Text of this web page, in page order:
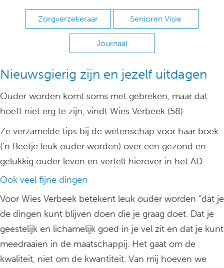
Zorgverzekeraar Senioren Visie
Journaal
Nieuwsgierig zijn en jezelf uitdagen
Ouder worden komt soms met gebreken, maar dat
hoeft niet erg te zijn, vindt Wies Verbeek (58).
Ze verzamelde tips bij de wetenschap voor haar boek
(’n Beetje leuk ouder worden) over een gezond en
gelukkig ouder leven en vertelt hierover in het AD.
Ook veel fijne dingen
Voor Wies Verbeek betekent leuk ouder worden “dat je
de dingen kunt blijven doen die je graag doet. Dat je
geestelijk en lichamelijk goed in je vel zit en dat je kunt
meedraaien in de maatschappij. Het gaat om de
kwaliteit, niet om de kwantiteit. Van mij hoeven we